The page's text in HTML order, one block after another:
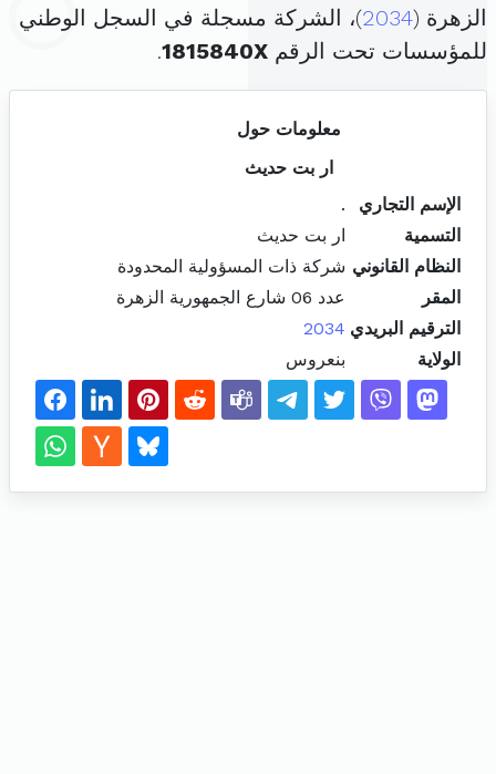
الزهرة (2034)، الشركة مسجلة في السجل الوطني
للمؤسسات تحت الرقم 1815840X
.
معلومات حول
ار بت حديث
الإسم التجاري
.
التسمية
ار بت حديث
النظام القانوني شركة ذات المسؤولية المحدودة
المقر
عدد 06 شارع الجمهورية الزهرة
الترقيم البريدي 2034
الولاية
بنعروس